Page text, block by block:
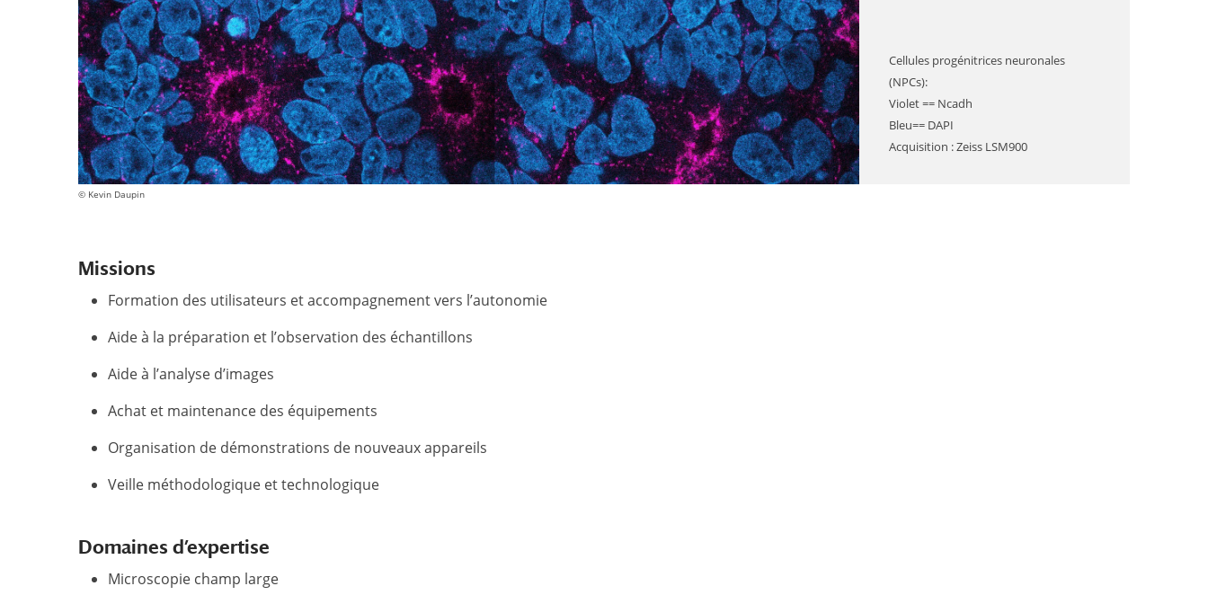
Cellules progénitrices neuronales
(NPCs):
Violet == Ncadh
Bleu== DAPI
Acquisition : Zeiss LSM900
© Kevin Daupin
Missions
Formation des utilisateurs et accompagnement vers l’autonomie
Aide à la préparation et l’observation des échantillons
Aide à l’analyse d’images
Achat et maintenance des équipements
Organisation de démonstrations de nouveaux appareils
Veille méthodologique et technologique
Domaines d’expertise
Microscopie champ large